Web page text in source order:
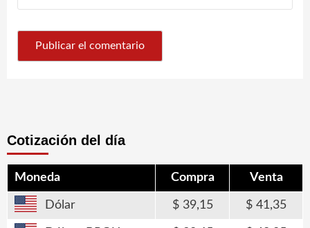
Cotización del día
Moneda Compra Venta
Dólar 39,15 41,35